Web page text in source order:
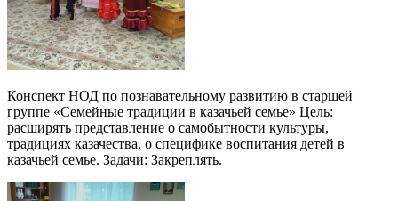
Конспект НОД по познавательному развитию в старшей
группе «Семейные традиции в казачьей семье» Цель:
расширять представление о самобытности культуры,
традициях казачества, о специфике воспитания детей в
казачьей семье. Задачи: Закреплять.